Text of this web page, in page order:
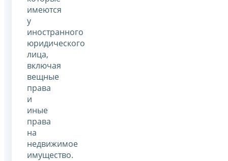
имеются
у
иностранного
юридического
лица,
включая
вещные
права
и
иные
права
на
недвижимое
имущество.